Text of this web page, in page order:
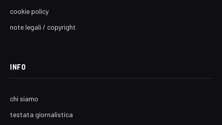
cookie policy
note legali / copyright
INFO
chi siamo
testata giornalistica